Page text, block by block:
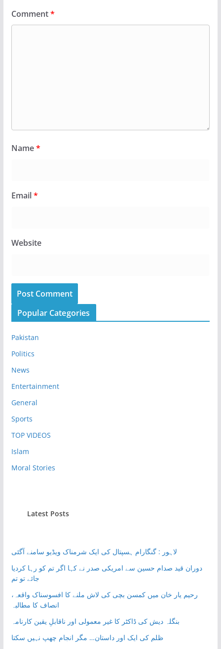
Comment*
Name*
Email*
Website
Popular Categories
Pakistan
Politics
News
Entertainment
General
Sports
TOP VIDEOS
Islam
Moral Stories
Latest Posts
لاہور : گنگارام ہسپتال کی ایک شرمناک ویڈیو سامنے آگئی
دوران قید صدام حسین سے امریکی صدر نے کہا اگر تم کو رہا کردیا
جائے تو تم
رحیم یار خان میں کمسن بچی کی لاش ملنے کا افسوسناک واقعہ،
انصاف کا مطالبہ
بنگلہ دیش کی ڈاکٹر کا غیر معمولی اور ناقابلِ یقین کارنامہ
ظلم کی ایک اور داستان… مگر انجام چھپ نہیں سکتا